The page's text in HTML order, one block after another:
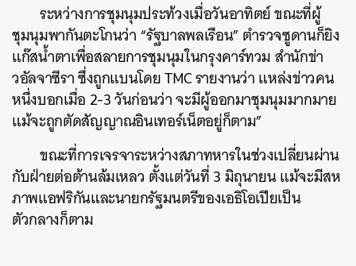
ระหว่างการชุมนุมประท้วงเมื่อวันอาทิตย์ ขณะที่ผู้
ชุมนุมพากันตะโกนว่า “รัฐบาลพลเรือน” ตำรวจซูดานก็ยิง
แก๊สน้ำตาเพื่อสลายการชุมนุมในกรุงคาร์ทวม สำนักข่า
วอัลจาซีรา ซึ่งถูกแบนโดย TMC รายงานว่า แหล่งข่าวคน
หนึ่งบอกเมื่อ 2-3 วันก่อนว่า จะมีผู้ออกมาชุมนุมมากมาย
แม้จะถูกตัดสัญญาณอินเทอร์เน็ตอยู่ก็ตาม”
ขณะที่การเจรจาระหว่างสภาทหารในช่วงเปลี่ยนผ่าน
กับฝ่ายต่อต้านล้มเหลว ตั้งแต่วันที่ 3 มิถุนายน แม้จะมีสห
ภาพแอฟริกันและนายกรัฐมนตรีของเอธิโอเปียเป็น
ตัวกลางก็ตาม
ค้นหา
SHARE TWEET LINE EMAIL